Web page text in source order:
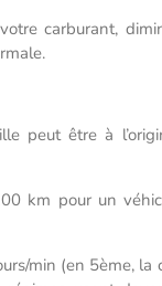
carburant,
peut être à
km pour un
min (en 5ème,